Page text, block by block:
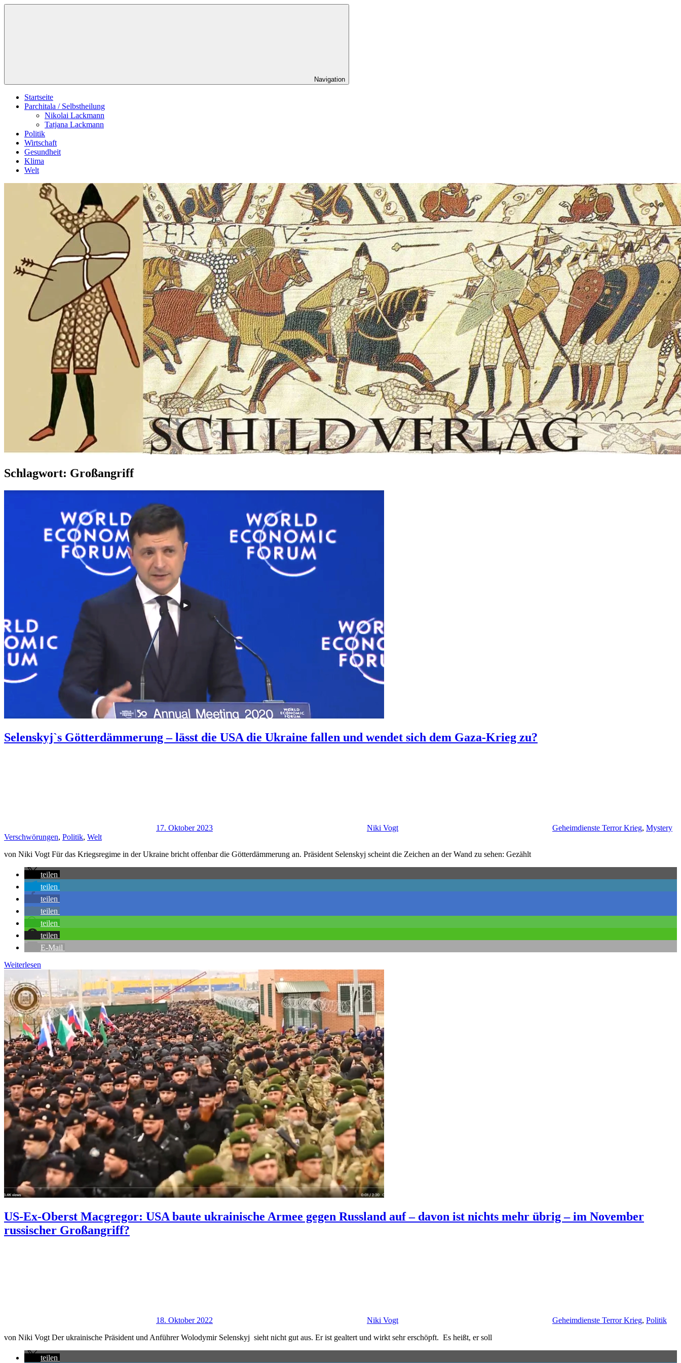
Zum
Navigation
Startseite
Parchitala / Selbstheilung
Nikolai Lackmann
Tatjana Lackmann
Politik
Wirtschaft
Gesundheit
Klima
Welt
Schlagwort: Großangriff
Selenskyj`s Götterdämmerung – lässt die USA die Ukraine fallen und wendet sich dem Gaza-Krieg zu?
17. Oktober 2023 Niki Vogt Geheimdienste Terror Krieg, Mystery
Verschwörungen, Politik, Welt
von Niki Vogt Für das Kriegsregime in der Ukraine bricht offenbar die Götterdämmerung an. Präsident Selenskyj scheint die Zeichen an der Wand zu sehen: Gezählt
teilen
teilen
teilen
teilen
teilen
teilen
E-Mail
Weiterlesen
US-Ex-Oberst Macgregor: USA baute ukrainische Armee gegen Russland auf – davon ist nichts mehr übrig – im November
russischer Großangriff?
18. Oktober 2022 Niki Vogt Geheimdienste Terror Krieg, Politik
von Niki Vogt Der ukrainische Präsident und Anführer Wolodymir Selenskyj sieht nicht gut aus. Er ist gealtert und wirkt sehr erschöpft. Es heißt, er soll
teilen